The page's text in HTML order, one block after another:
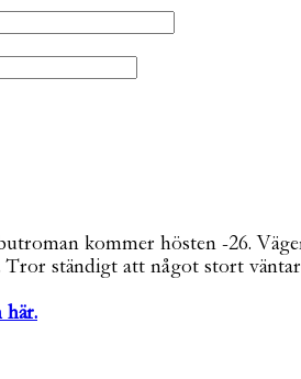
kommer hösten -26.
Tror ständigt att något stort
här.